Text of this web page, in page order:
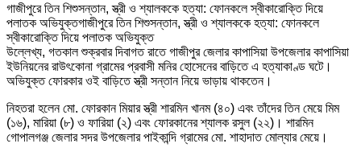
গাজীপুরে তিন শিশুসন্তান, স্ত্রী ও শ্যালককে হত্যা: ফোনকলে স্বীকারোক্তি দিয়ে
পলাতক অভিযুক্তগাজীপুরে তিন শিশুসন্তান, স্ত্রী ও শ্যালককে হত্যা: ফোনকলে
স্বীকারোক্তি দিয়ে পলাতক অভিযুক্ত
উল্লেখ্য, গতকাল শুক্রবার দিবাগত রাতে গাজীপুর জেলার কাপাসিয়া উপজেলার কাপাসিয়া
ইউনিয়নের রাউৎকোনা গ্রামের প্রবাসী মনির হোসেনের বাড়িতে এ হত্যাকাণ্ড ঘটে।
অভিযুক্ত ফোরকার ওই বাড়িতে স্ত্রী সন্তান নিয়ে ভাড়ায় থাকতেন।
নিহতরা হলেন মো. ফোরকান মিয়ার স্ত্রী শারমিন খানম (৪০) এবং তাঁদের তিন মেয়ে মিম
(১৬), মারিয়া (৮) ও ফারিয়া (২) এবং ফোরকানের শ্যালক রসুল (২২)। শারমিন
গোপালগঞ্জ জেলার সদর উপজেলার পাইকান্দি গ্রামের মো. শাহাদাত মোল্যার মেয়ে।